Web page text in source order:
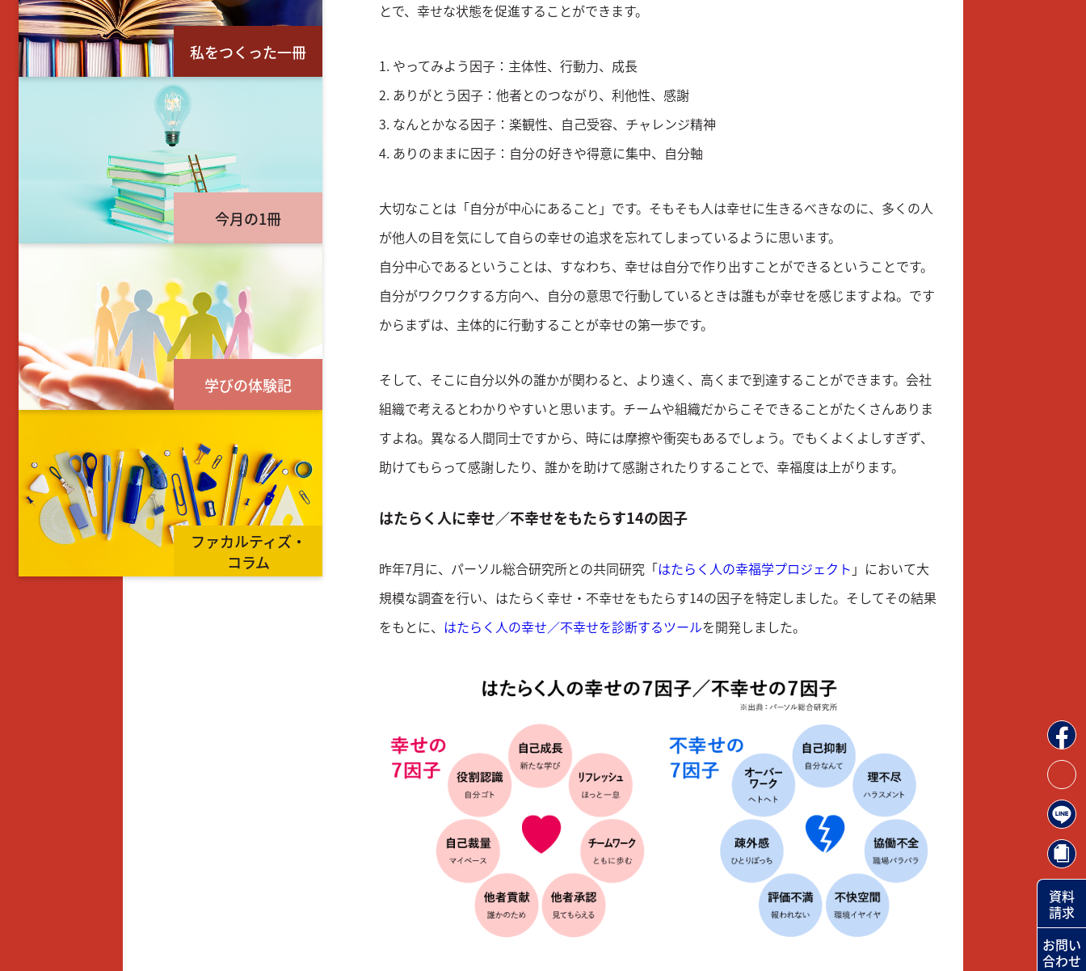
とで、幸せな状態を促進することができます。
1. やってみよう因子：主体性、行動力、成長
2. ありがとう因子：他者とのつながり、利他性、感謝
3. なんとかなる因子：楽観性、自己受容、チャレンジ精神
4. ありのままに因子：自分の好きや得意に集中、自分軸
大切なことは「自分が中心にあること」です。そもそも人は幸せに生きるべきなのに、多くの人
が他人の目を気にして自らの幸せの追求を忘れてしまっているように思います。
自分中心であるということは、すなわち、幸せは自分で作り出すことができるということです。
自分がワクワクする方向へ、自分の意思で行動しているときは誰もが幸せを感じますよね。です
からまずは、主体的に行動することが幸せの第一歩です。
そして、そこに自分以外の誰かが関わると、より遠く、高くまで到達することができます。会社
組織で考えるとわかりやすいと思います。チームや組織だからこそできることがたくさんありま
すよね。異なる人間同士ですから、時には摩擦や衝突もあるでしょう。でもくよくよしすぎず、
助けてもらって感謝したり、誰かを助けて感謝されたりすることで、幸福度は上がります。
はたらく人に幸せ／不幸せをもたらす14の因子
昨年7月に、パーソル総合研究所との共同研究「はたらく人の幸福学プロジェクト 」において大
規模な調査を行い、はたらく幸せ・不幸せをもたらす14の因子を特定しました。そしてその結果
をもとに、 はたらく人の幸せ／不幸せを診断するツールを開発しました。
私をつくった一冊
今月の1冊
学びの体験記
ファカルティズ・
コラム
資料
請求
お問い
合わせ